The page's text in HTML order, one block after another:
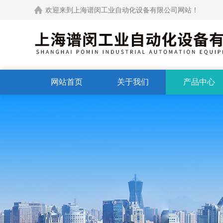
欢迎来到上海谱闵工业自动化设备有限公司网站！
网站首页 关于我们 产品中心